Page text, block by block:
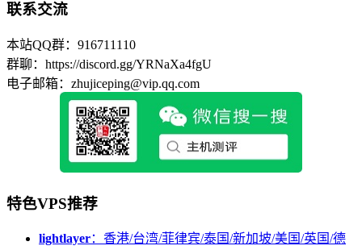
联系交流
本站QQ群：916711110
群聊：https://discord.gg/YRNaXa4fgU
电子邮箱：zhujiceping@vip.qq.com
特色VPS推荐
lightlayer：香港/台湾/菲律宾/泰国/新加坡/美国/英国/德